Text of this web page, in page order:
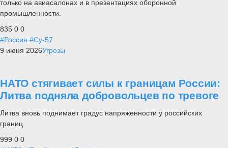
только на авиасалонах и в презентациях оборонной
промышленности.
835 0 0
#Россия #Су-57
9 июня 2026Угрозы
НАТО стягивает силы к границам России:
Литва подняла добровольцев по тревоге
Литва вновь поднимает градус напряженности у российских
границ.
999 0 0